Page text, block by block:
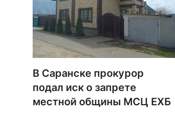
В Саранске прокурор
подал иск о запрете
местной общины МСЦ ЕХБ